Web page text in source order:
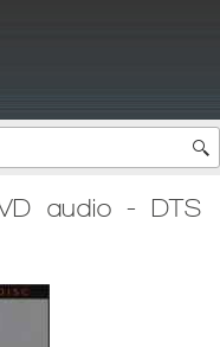
audio - DTS